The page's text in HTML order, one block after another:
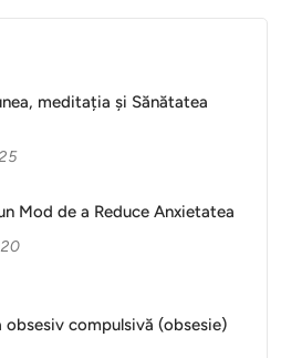
meditația și Sănătatea
Mod de a Reduce Anxietatea
obsesiv compulsivă (obsesie)